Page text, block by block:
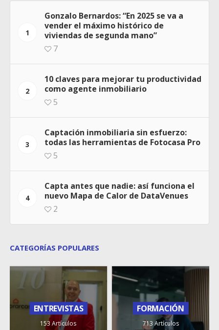
1
Gonzalo Bernardos: “En 2025 se va a
vender el máximo histórico de
viviendas de segunda mano”
7
2
10 claves para mejorar tu productividad
como agente inmobiliario
5
3
Captación inmobiliaria sin esfuerzo:
todas las herramientas de Fotocasa Pro
5
4
Capta antes que nadie: así funciona el
nuevo Mapa de Calor de DataVenues
2
CATEGORÍAS POPULARES
ENTREVISTAS
153 Artículos
FORMACIÓN
713 Artículos